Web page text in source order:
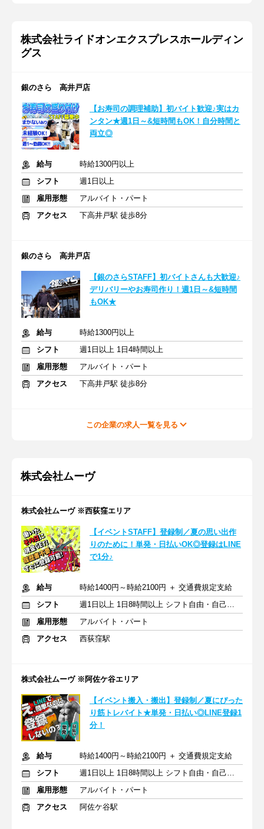
株式会社ライドオンエクスプレスホールディン
グス
銀のさら 高井戸店
【お寿司の調理補助】初バイト歓迎♪実はカ
ンタン★週1日～&短時間もOK！自分時間と
両立◎
給与
時給1300円以上
シフト
週1日以上
雇用形態
アルバイト・パート
アクセス
下高井戸駅 徒歩8分
銀のさら 高井戸店
【銀のさらSTAFF】初バイトさんも大歓迎♪
デリバリーやお寿司作り！週1日～&短時間
もOK★
給与
時給1300円以上
シフト
週1日以上 1日4時間以上
雇用形態
アルバイト・パート
アクセス
下高井戸駅 徒歩8分
この企業の求人一覧を見る
株式会社ムーヴ
株式会社ムーヴ ※西荻窪エリア
【イベントSTAFF】登録制／夏の思い出作
りのために！単発・日払いOK◎登録はLINE
で1分♪
給与
時給1400円～時給2100円 ＋ 交通費規定支給
シフト
週1日以上 1日8時間以上 シフト自由・自己申告
雇用形態
アルバイト・パート
アクセス
西荻窪駅
株式会社ムーヴ ※阿佐ケ谷エリア
【イベント搬入・搬出】登録制／夏にぴった
り筋トレバイト★単発・日払い◎LINE登録1
分！
給与
時給1400円～時給2100円 ＋ 交通費規定支給
シフト
週1日以上 1日8時間以上 シフト自由・自己申告
雇用形態
アルバイト・パート
アクセス
阿佐ケ谷駅